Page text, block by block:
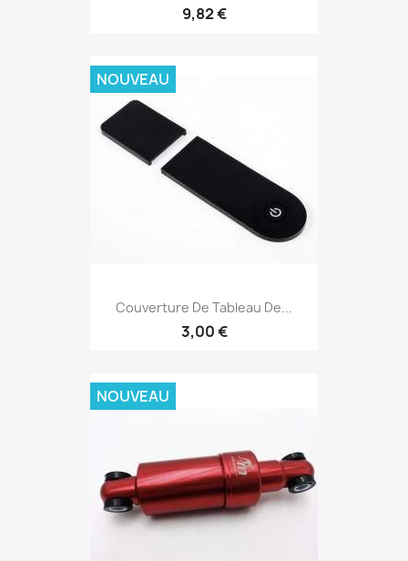
9,82 €
Couverture De Tableau De...
3,00 €
NOUVEAU
NOUVEAU